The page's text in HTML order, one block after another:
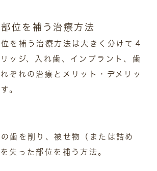
位を補う治療方法
を補う治療方法は大きく分けて４
ッジ、入れ歯、インプラント、歯
ぞれの治療とメリット・デメリッ
。
歯を削り、被せ物（または詰め
失った部位を補う方法。